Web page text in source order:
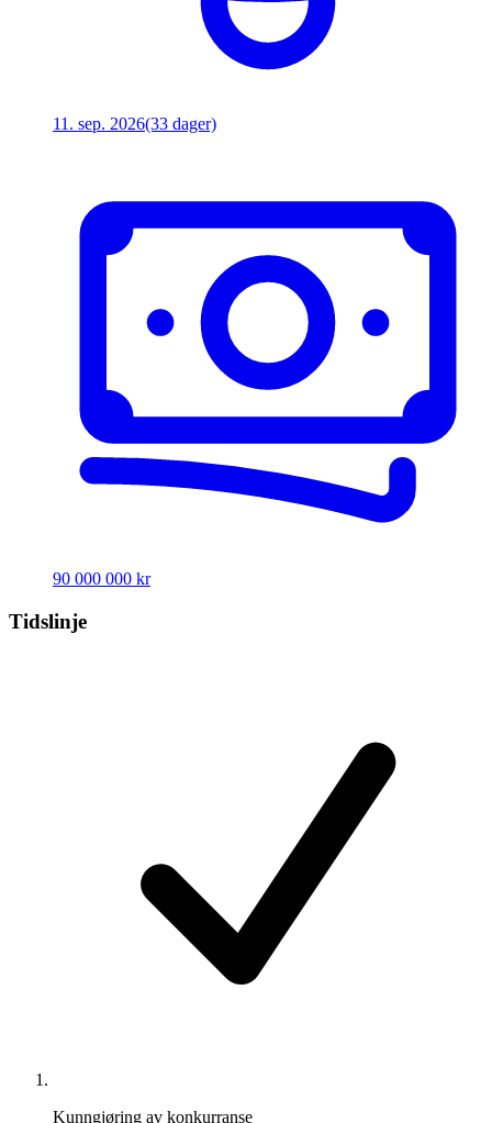
11. sep. 2026(33 dager)
90 000 000 kr
Tidslinje
Kunngjøring av konkurranse